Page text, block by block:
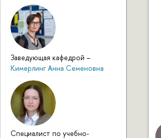
Заведующая кафедрой –
Кимерлинг Анна Семеновна
Специалист по учебно-